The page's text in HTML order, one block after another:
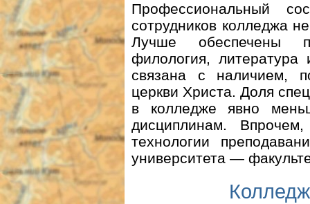
Профессиональный
сотрудников колледжа
Лучше обеспечены
филология, литература
связана с наличием,
церкви Христа. Доля
в колледже явно
дисциплинам.
технологии
университета —